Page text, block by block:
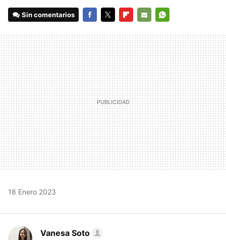
Sin comentarios
MAIL
18 Enero 2023
Vanesa Soto